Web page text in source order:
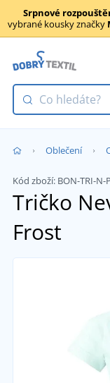
Srpnové
vybrané kousky značky
Oblečení
Kód zboží: BON-TRI-N-
Tričko
Frost